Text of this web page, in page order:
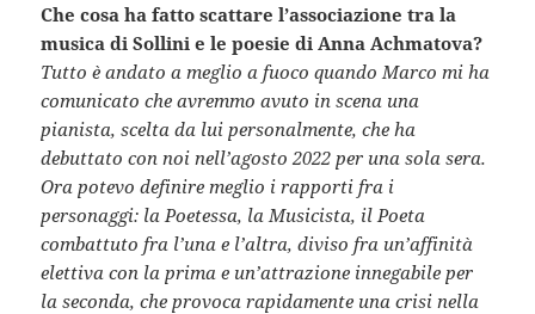
Che cosa ha fatto scattare l’associazione tra la
musica di Sollini e le poesie di Anna Achmatova?
Tutto è andato a meglio a fuoco quando Marco mi ha
comunicato che avremmo avuto in scena una
pianista, scelta da lui personalmente, che ha
debuttato con noi nell’agosto 2022 per una sola sera.
Ora potevo definire meglio i rapporti fra i
personaggi: la Poetessa, la Musicista, il Poeta
combattuto fra l’una e l’altra, diviso fra un’affinità
elettiva con la prima e un’attrazione innegabile per
la seconda, che provoca rapidamente una crisi nella